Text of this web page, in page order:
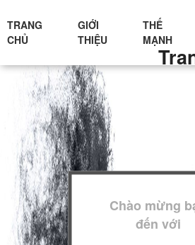
TRANG
CHỦ
GIỚI
THIỆU
THẾ
MẠNH
Chào mừng
đến với